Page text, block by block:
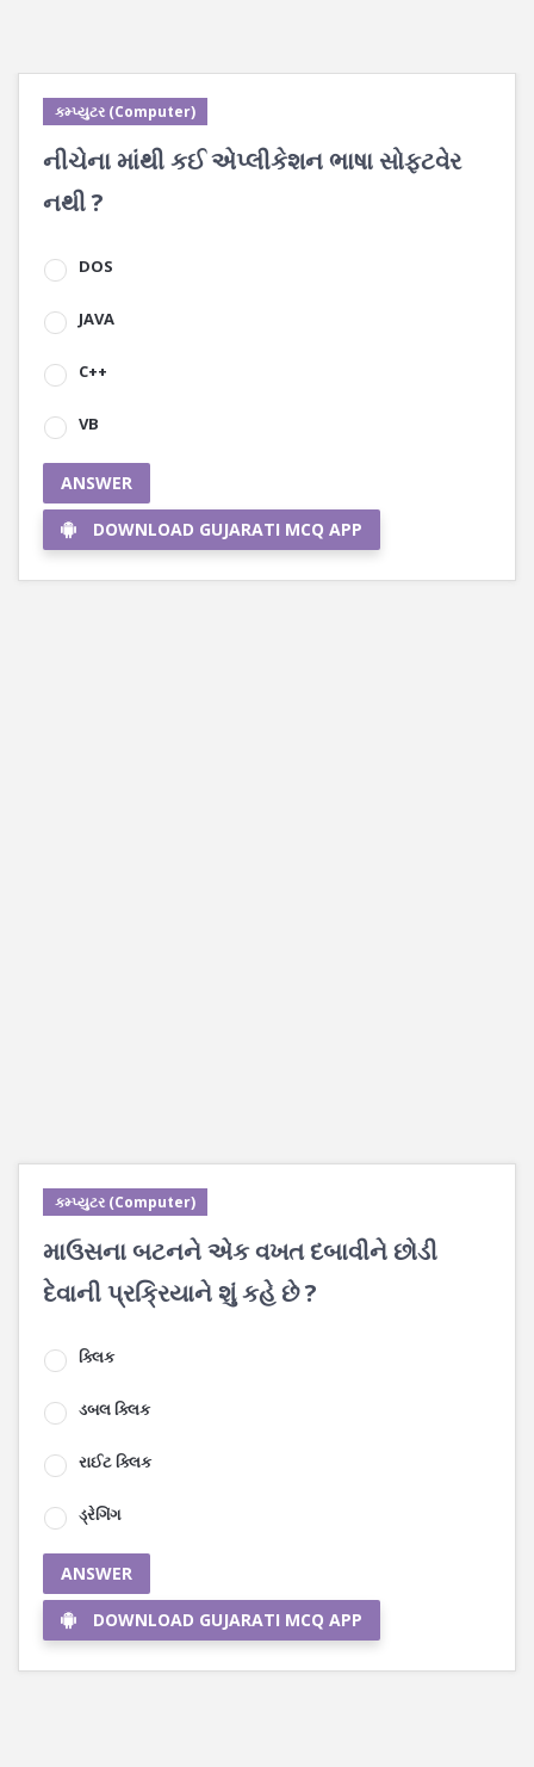
કમ્પ્યુટર (Computer)
નીચેના માંથી કઈ એપ્લીકેશન ભાષા સોફ્ટવેર
નથી ?
DOS
JAVA
C++
VB
ANSWER
DOWNLOAD GUJARATI MCQ APP
કમ્પ્યુટર (Computer)
માઉસના બટનને એક વખત દબાવીને છોડી
દેવાની પ્રક્રિયાને શું કહે છે ?
ક્લિક
ડબલ ક્લિક
રાઈટ ક્લિક
ડ્રેગિંગ
ANSWER
DOWNLOAD GUJARATI MCQ APP